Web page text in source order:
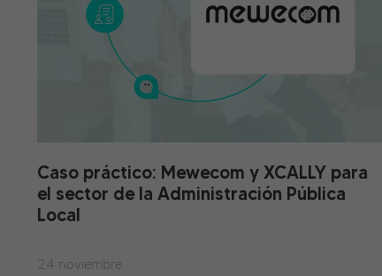
Caso práctico: Mewecom y XCALLY para
el sector de la Administración Pública
Local
24 noviembre